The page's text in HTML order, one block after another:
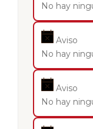
No hay
Aviso
No hay
Aviso
No hay